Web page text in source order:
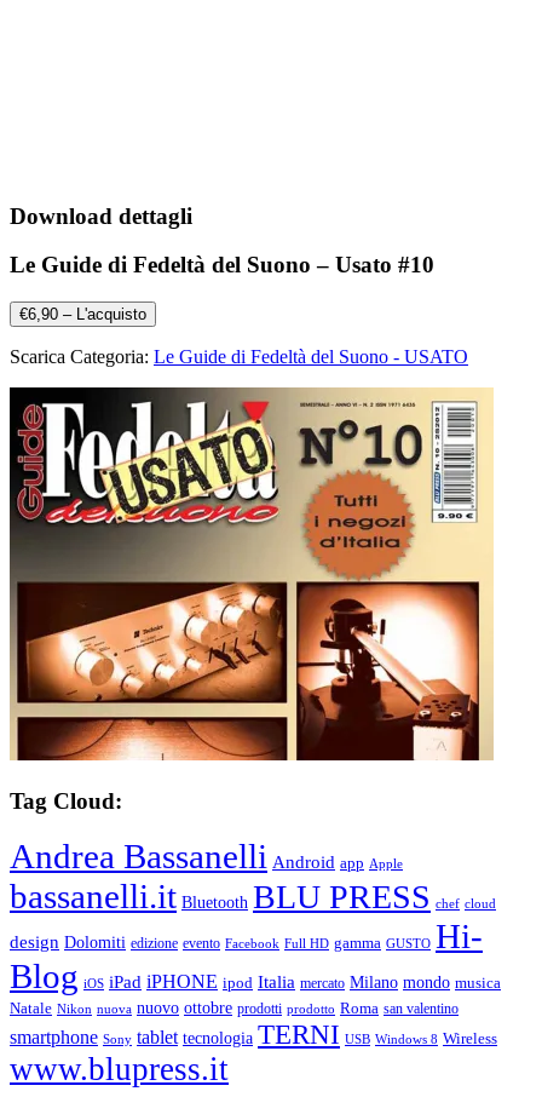
Download dettagli
Le Guide di Fedeltà del Suono – Usato #10
€6,90 – L'acquisto
Scarica Categoria: Le Guide di Fedeltà del Suono - USATO
Tag Cloud:
Andrea Bassanelli Android app Apple
bassanelli.it Bluetooth BLU PRESS chef cloud
design Dolomiti edizione evento Facebook Full HD gamma GUSTO Hi-
Blog iOS iPad iPHONE ipod Italia mercato Milano mondo musica
Natale Nikon nuova nuovo ottobre prodotti prodotto Roma san valentino
smartphone Sony tablet tecnologia TERNI USB Windows 8 Wireless
www.blupress.it